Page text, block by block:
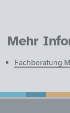
Mehr
Fachberatung